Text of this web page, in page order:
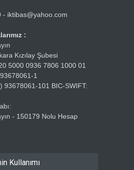
- iktibas@yahoo.com
:
Kızılay Şubesi
5000 0936 7806 1000 01
1
93678061-101 BIC-SWIFT:
- 150179 Nolu Hesap
Kullanımı